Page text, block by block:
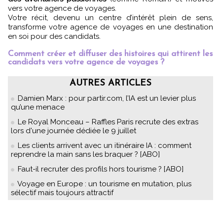
vers votre agence de voyages.
Votre récit, devenu un centre d’intérêt plein de sens,
transforme votre agence de voyages en une destination
en soi pour des candidats.
Comment créer et diffuser des histoires qui attirent les
candidats vers votre agence de voyages ?
AUTRES ARTICLES
Damien Marx : pour partir.com, l’IA est un levier plus
qu’une menace
Le Royal Monceau – Raffles Paris recrute des extras
lors d'une journée dédiée le 9 juillet
Les clients arrivent avec un itinéraire IA : comment
reprendre la main sans les braquer ? [ABO]
Faut-il recruter des profils hors tourisme ? [ABO]
Voyage en Europe : un tourisme en mutation, plus
sélectif mais toujours attractif